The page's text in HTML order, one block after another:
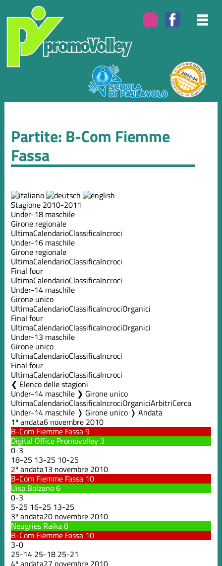
Partite: B-Com Fiemme
Fassa
Stagione 2010-2011
Under-18 maschile
Girone regionale
UltimaCalendarioClassificaIncroci
Under-16 maschile
Girone regionale
UltimaCalendarioClassificaIncroci
Final four
UltimaCalendarioClassificaIncroci
Under-14 maschile
Girone unico
UltimaCalendarioClassificaIncrociOrganici
Final four
UltimaCalendarioClassificaIncrociOrganici
Under-13 maschile
Girone unico
UltimaCalendarioClassificaIncroci
Final four
UltimaCalendarioClassificaIncroci
Elenco delle stagioni
Under-14 maschile ❯ Girone unico
UltimaCalendarioClassificaIncrociOrganiciArbitriCerca
Under-14 maschile ❭ Girone unico ❭ Andata
1ª andata6 novembre 2010
B-Com Fiemme Fassa9
Digital Office Promovolley 3
0-3
18-25 13-25 10-25
2ª andata13 novembre 2010
B-Com Fiemme Fassa 10
Uisp Bolzano6
0-3
5-25 16-25 13-25
3ª andata20 novembre 2010
Neugries Raika8
B-Com Fiemme Fassa 10
3-0
25-14 25-18 25-21
4ª andata27 novembre 2010